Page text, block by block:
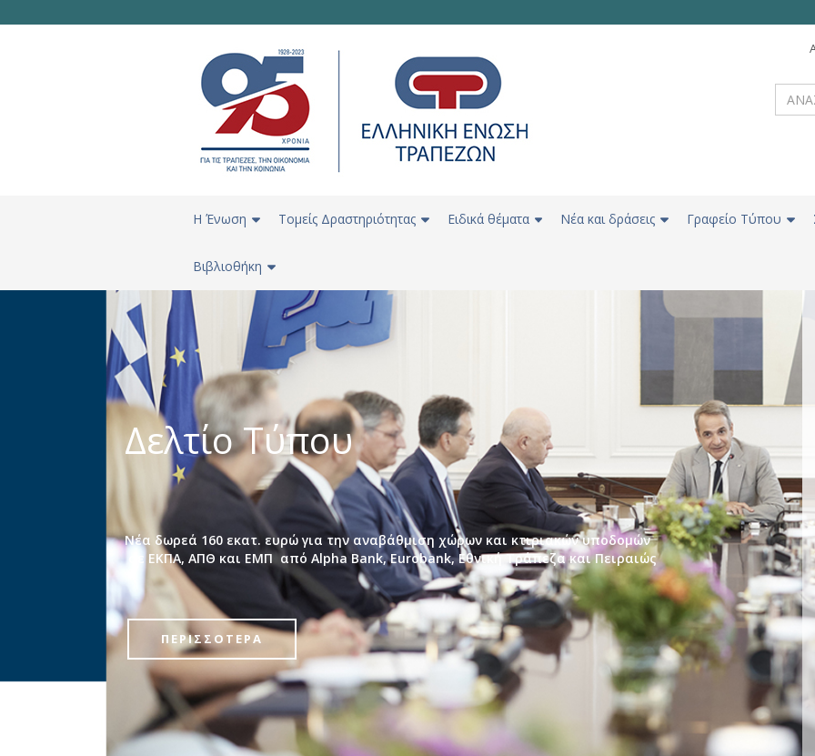
H Ένωση Τομείς Δραστηριότητας Ειδικά θέματα Νέα και δράσεις Γραφείο Τύπου
Βιβλιοθήκη
Δελτίο Τύπου
Νέα δωρεά 160 εκατ. ευρώ για την αναβάθμιση χώρων και κτιριακών υποδομών
σε ΕΚΠΑ, ΑΠΘ και ΕΜΠ από Alpha Bank, Eurobank, Εθνική Τράπεζα και Πειραιώς
ΠΕΡΙΣΣΟΤΕΡΑ